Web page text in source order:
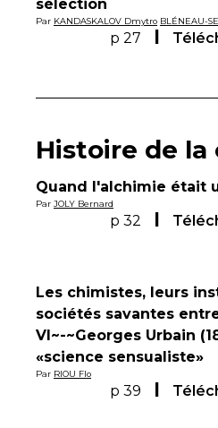
sélection
Par KANDASKALOV Dmytro BLÉNEAU-
p 27
Histoire de la
Quand l'alchimie était
Par JOLY Bernard
p 32
Les chimistes, leurs
sociétés savantes
VI~-~Georges Urbain
«science sensualiste»
Par RIOU Flo
p 39